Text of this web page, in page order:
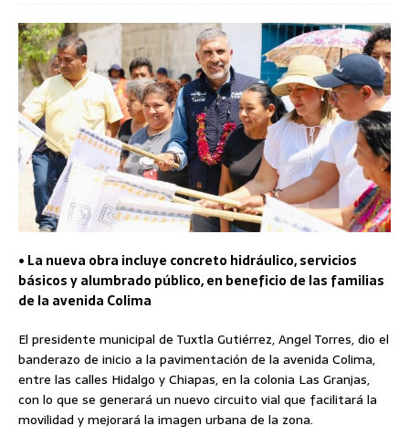
• La nueva obra incluye concreto hidráulico, servicios
básicos y alumbrado público, en beneficio de las familias
de la avenida Colima
El presidente municipal de Tuxtla Gutiérrez, Angel Torres, dio el
banderazo de inicio a la pavimentación de la avenida Colima,
entre las calles Hidalgo y Chiapas, en la colonia Las Granjas,
con lo que se generará un nuevo circuito vial que facilitará la
movilidad y mejorará la imagen urbana de la zona.